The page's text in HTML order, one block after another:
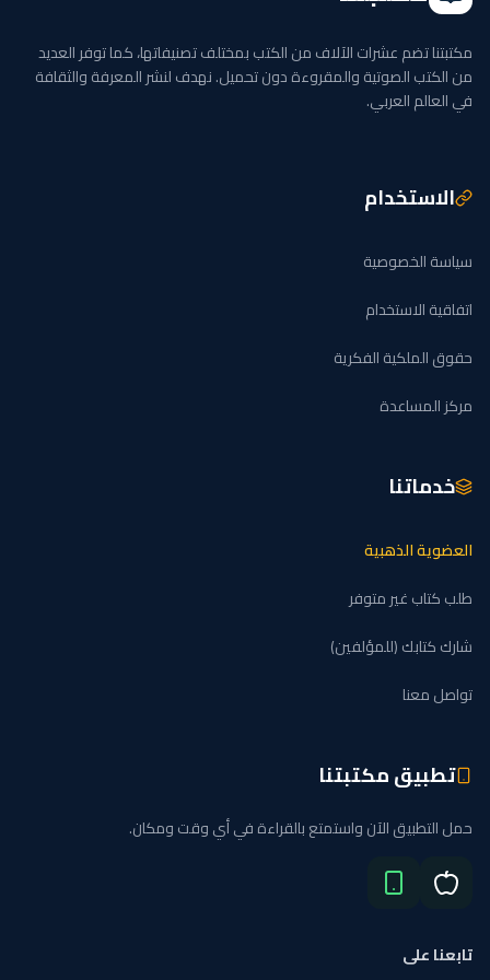
مكتبتنا تضم عشرات الآلاف من الكتب بمختلف تصنيفاتها، كما توفر العديد
من الكتب الصوتية والمقروءة دون تحميل. نهدف لنشر المعرفة والثقافة
في العالم العربي.
الاستخدام
سياسة الخصوصية
اتفاقية الاستخدام
حقوق الملكية الفكرية
مركز المساعدة
خدماتنا
العضوية الذهبية
طلب كتاب غير متوفر
شارك كتابك (للمؤلفين)
تواصل معنا
تطبيق مكتبتنا
حمل التطبيق الآن واستمتع بالقراءة في أي وقت ومكان.
تابعنا على